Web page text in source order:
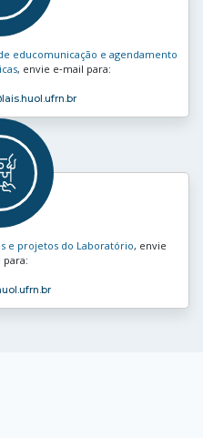
educomunicação e agendamento
, envie e‑mail para:
e projetos do Laboratório, envie
para: